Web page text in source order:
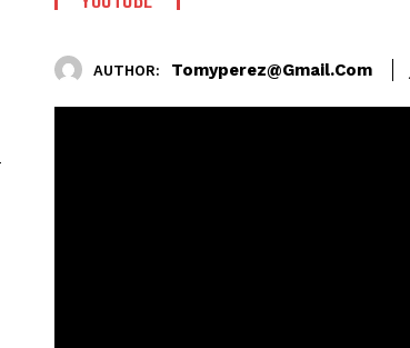
AUTHOR: Tomyperez@gmail.com